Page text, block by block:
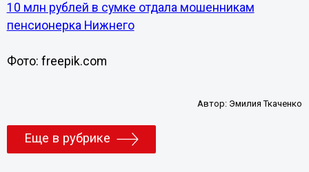
10 млн рублей в сумке отдала мошенникам
пенсионерка Нижнего
Фото: freepik.com
Автор: Эмилия Ткаченко
Еще в рубрике